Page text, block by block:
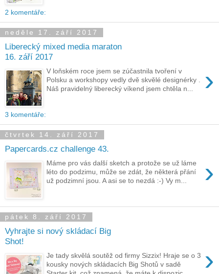
2 komentáře:
neděle 17. září 2017
Liberecký mixed media maraton
16. září 2017
›
V loňském roce jsem se zúčastnila tvoření v
Polsku a workshopy vedly dvě skvělé designérky .
Náš pravidelný liberecký víkend jsem chtěla n...
3 komentáře:
čtvrtek 14. září 2017
Papercards.cz challenge 43.
›
Máme pro vás další sketch a protože se už láme
léto do podzimu, může se zdát, že některá přání
už podzimní jsou. A asi se to nezdá :-) Vy m...
pátek 8. září 2017
Vyhrajte si nový skládací Big
Shot!
›
Je tady skvělá soutěž od firmy Sizzix! Hraje se o 3
kousky nových skládacích Big Shotů v sadě